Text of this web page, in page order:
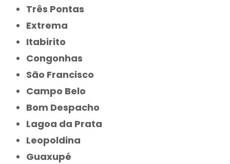
Três Pontas
Extrema
Itabirito
Congonhas
São Francisco
Campo Belo
Bom Despacho
Lagoa da Prata
Leopoldina
Guaxupé